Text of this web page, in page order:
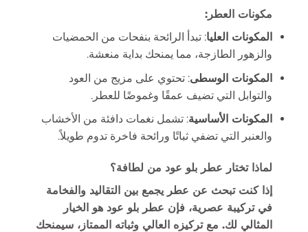
مكونات العطر:
المكونات العليا: تبدأ الرائحة بنفحات من الحمضيات
والزهور الطازجة، مما يمنحك بداية منعشة.
المكونات الوسطى: تحتوي على مزيج من العود
والتوابل التي تضيف عمقًا وغموضًا للعطر.
المكونات الأساسية: تشمل نغمات دافئة من الأخشاب
والعنبر التي تضفي ثباتًا ورائحة فاخرة تدوم طويلاً.
لماذا تختار عطر بلو عود من لطافة؟
إذا كنت تبحث عن عطر يجمع بين التقاليد والفخامة
في تركيبة عصرية، فإن عطر بلو عود هو الخيار
المثالي لك. مع تركيزه العالي وثباته الممتاز، سيمنحك